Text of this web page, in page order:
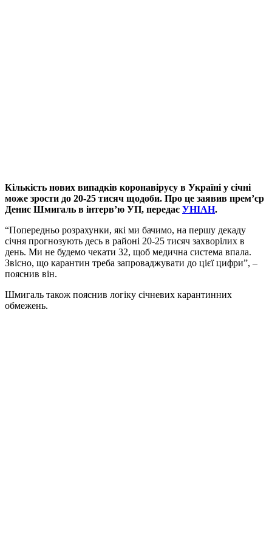
Кількість нових випадків коронавірусу в Україні у січні
може зрости до 20-25 тисяч щодоби. Про це заявив прем’єр
Денис Шмигаль в інтерв’ю УП, передає УНІАН.
“Попередньо розрахунки, які ми бачимо, на першу декаду
січня прогнозують десь в районі 20-25 тисяч захворілих в
день. Ми не будемо чекати 32, щоб медична система впала.
Звісно, що карантин треба запроваджувати до цієї цифри”, –
пояснив він.
Шмигаль також пояснив логіку січневих карантинних
обмежень.